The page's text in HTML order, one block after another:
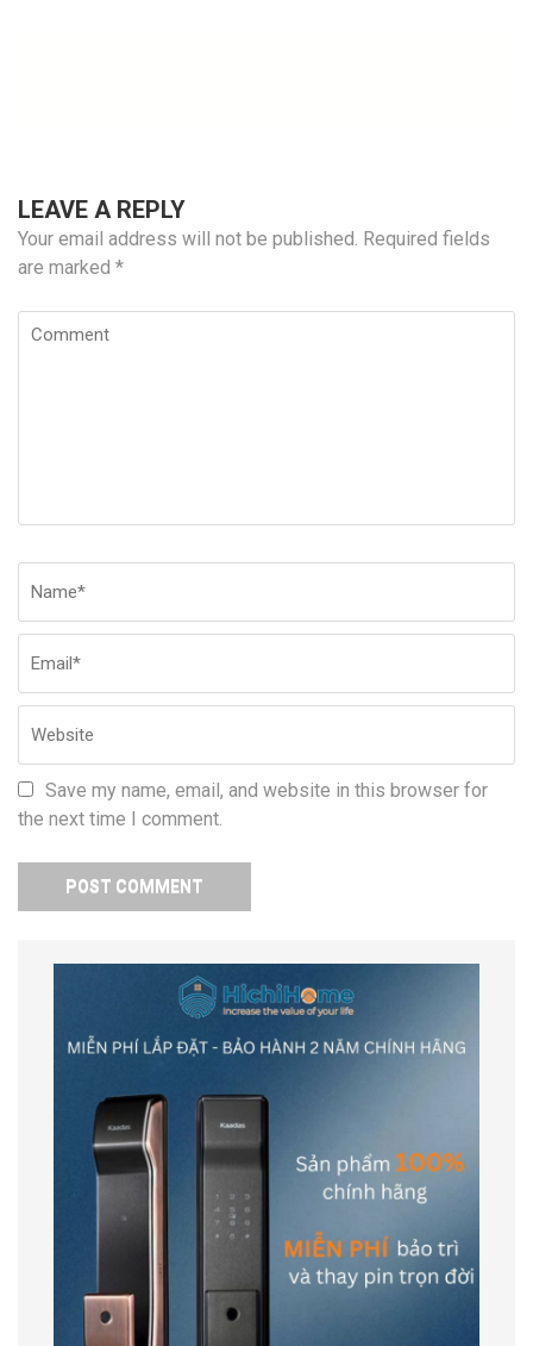
LEAVE A REPLY
Your email address will not be published. Required fields
are marked *
Comment
Save my name, email, and website in this browser for
the next time I comment.